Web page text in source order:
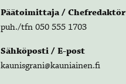
Päätoimittaja / Chefredaktör
puh./tfn 050 555 1703
Sähköposti / E-post
kaunisgrani@kauniainen.fi